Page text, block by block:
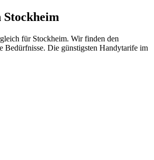
für Stockheim. Wir finden den
Bedürfnisse. Die günstigsten Handytarife im